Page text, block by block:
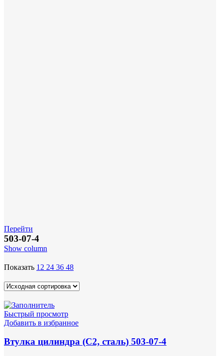
Перейти
503-07-4
Show column
Показать 12 24 36 48
Быстрый просмотр
Добавить в избранное
Втулка цилиндра (С2, сталь) 503-07-4